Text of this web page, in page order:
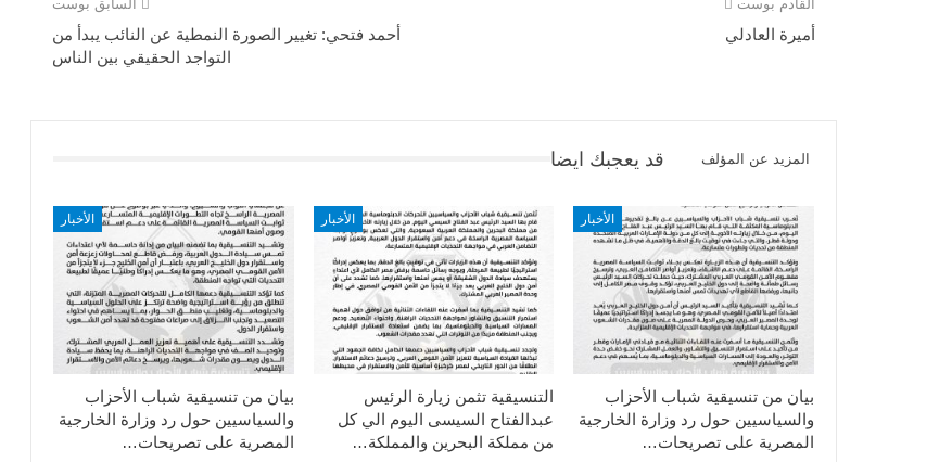
السابق بوست
أحمد فتحي: تغيير الصورة النمطية عن النائب يبدأ من
التواجد الحقيقي بين الناس
القادم بوست
أميرة العادلي
قد يعجبك ايضا المزيد عن المؤلف
الأخبار
بيان من تنسيقية شباب الأحزاب
والسياسيين حول رد وزارة الخارجية
المصرية على تصريحات…
الأخبار
التنسيقية تثمن زيارة الرئيس
عبدالفتاح السيسى اليوم الي كل
من مملكة البحرين والمملكة…
الأخبار
بيان من تنسيقية شباب الأحزاب
والسياسيين حول رد وزارة الخارجية
المصرية على تصريحات…